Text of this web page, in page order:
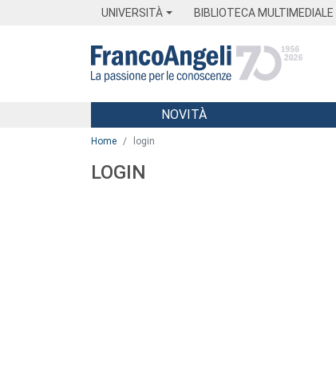
UNIVERSITÀ BIBLIOTECA MULTIMEDIALE
Menu
NOVITÀ
Home login
LOGIN